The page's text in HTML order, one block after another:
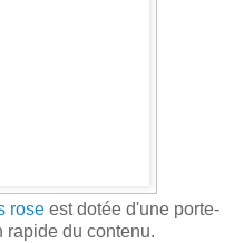
rose est dotée d'une porte-
rapide du contenu.